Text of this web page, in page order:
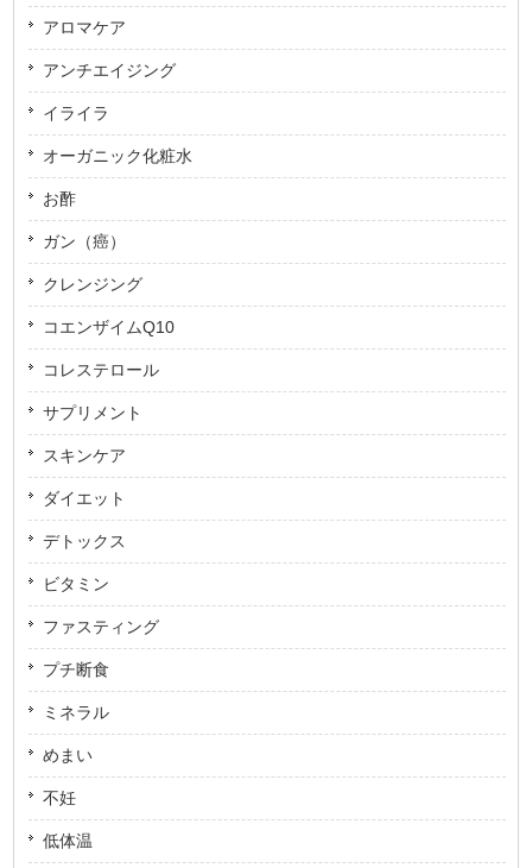
アロマケア
アンチエイジング
イライラ
オーガニック化粧水
お酢
ガン（癌）
クレンジング
コエンザイムQ10
コレステロール
サプリメント
スキンケア
ダイエット
デトックス
ビタミン
ファスティング
プチ断食
ミネラル
めまい
不妊
低体温